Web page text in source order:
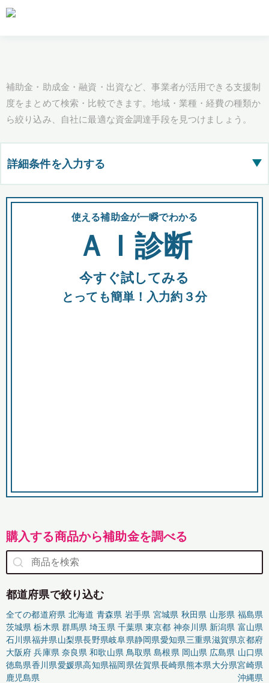
補助金・助成金・融資・出資など、事業者が活用できる支援制
度をまとめて検索・比較できます。地域・業種・経費の種類か
ら絞り込み、自社に最適な資金調達手段を見つけましょう。
詳細条件を入力する ▶
都道府県
全国の検索結果を含めて表示
助成金 融資 出資
使える補助金が一瞬でわかる
ＡＩ診断
今すぐ試してみる
とっても簡単！入力約３分
購入する商品から補助金を調べる
都道府県で絞り込む
全ての都道府県 北海道 青森県 岩手県 宮城県 秋田県 山形県 福島県
茨城県 栃木県 群馬県 埼玉県 千葉県 東京都 神奈川県 新潟県 富山県
石川県福井県山梨県長野県岐阜県静岡県愛知県三重県滋賀県京都府
大阪府 兵庫県 奈良県 和歌山県 鳥取県 島根県 岡山県 広島県 山口県
徳島県香川県愛媛県高知県福岡県佐賀県長崎県熊本県大分県宮崎県
鹿児島県
沖縄県